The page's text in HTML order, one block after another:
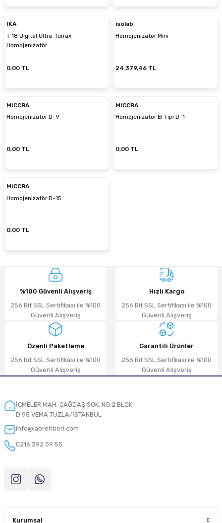
IKA
T 18 Digital Ultra-Turrax
Homojenizatör
0,00 TL
isolab
Homojenizatör Mini
24.379,46 TL
MICCRA
Homojenizatör D-9
0,00 TL
MICCRA
Homojenizatör El Tipi D-1
0,00 TL
MICCRA
Homojenizatör D-15
0,00 TL
%100 Güvenli Alışveriş
256 Bit SSL Sertifikası ile %100
Güvenli Alışveriş
Hızlı Kargo
256 Bit SSL Sertifikası ile %100
Güvenli Alışveriş
Özenli Paketleme
256 Bit SSL Sertifikası ile %100
Güvenli Alışveriş
Garantili Ürünler
256 Bit SSL Sertifikası ile %100
Güvenli Alışveriş
İÇMELER MAH. ÇAĞDAŞ SOK. NO:2 BLOK
D:95 VEMA TUZLA/İSTANBUL
info@labrehberi.com
0216 392 59 55
Kurumsal